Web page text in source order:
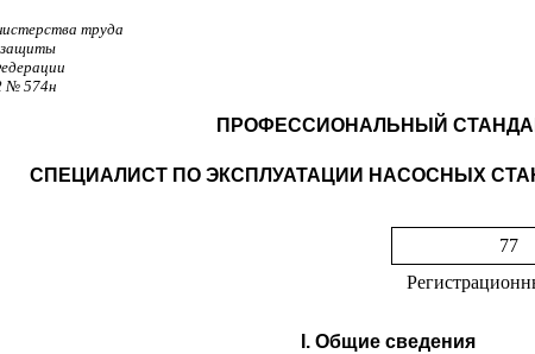
труда
защиты
№ 574н
ПРОФЕССИОНАЛЬНЫЙ
СПЕЦИАЛИСТ ПО ЭКСПЛУАТАЦИИ НАСОСНЫХ
77
I. Общие сведения